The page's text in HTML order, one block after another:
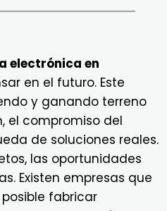
electrónica en
en el futuro. Este
y ganando terreno
el compromiso del
de soluciones reales.
las oportunidades
Existen empresas que
fabricar